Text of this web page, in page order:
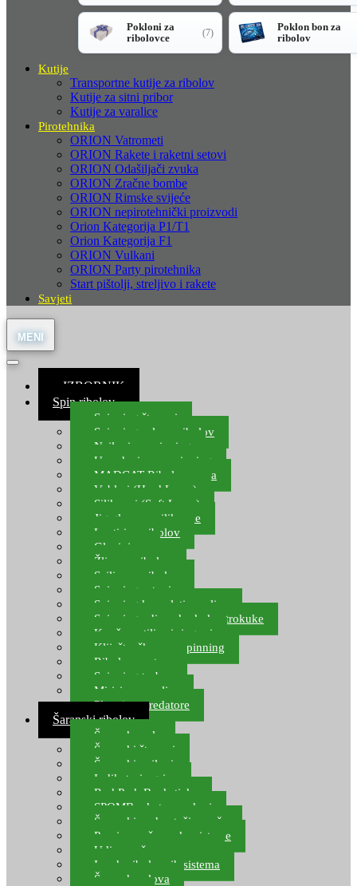
Pokloni za
ribolovce
(7)
Poklon bon za
ribolov
Kutije
Transportne kutije za ribolov
Kutije za sitni pribor
Kutije za varalice
Pirotehnika
ORION Vatrometi
ORION Rakete i raketni setovi
ORION Odašiljači zvuka
ORION Zračne bombe
ORION Rimske svijeće
ORION nepirotehnički proizvodi
Orion Kategorija P1/T1
Orion Kategorija F1
ORION Vulkani
ORION Party pirotehnika
Start pištolji, streljivo i rakete
Savjeti
≡ IZBORNIK
Spin ribolov
Spinning štapovi
Spinning role za ribolov
Najloni za spinning
Upredenice za spinning
MADCAT Ribolov soma
Vobleri (Hard Lures)
Silikonci (Soft Lures)
Jig glave za silikonce
Leptiri za ribolov
Glavinjare
Žlice za ribolov
Sajlice za ribolov
Spinning setovi
Spinning kompleti varalica
Spinning udice, dvokuke, trokuke
Kopče, vrtilice i ringovi
Kliješta, škare za spinning
Ribolov pastrve
Spinning torbe
Mirisi za varalice
Plovci za predatore
Šaranski ribolov
Šaranske role
Šaranski štapovi
Šaranski najloni
Indikatori ugriza
Rod Pod, Banksticks
SPOMB rakete, markeri
Šaranski podmetači, mreže
Pernice za šaranske sisteme
Udice za šarana, amura
Izrada ribolovnih sistema
Šaranska olova